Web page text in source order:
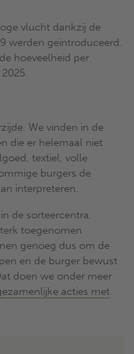
vlucht dankzij de
werden geïntroduceerd.
hoeveelheid per
We vinden in de
die er helemaal niet
textiel, volle
burgers de
interpreteren.
de sorteercentra,
toegenomen
genoeg dus om de
en de burger bewust
doen we onder meer
acties met